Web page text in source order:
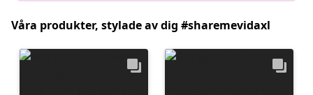
Våra produkter, stylade av dig #sharemevidaxl